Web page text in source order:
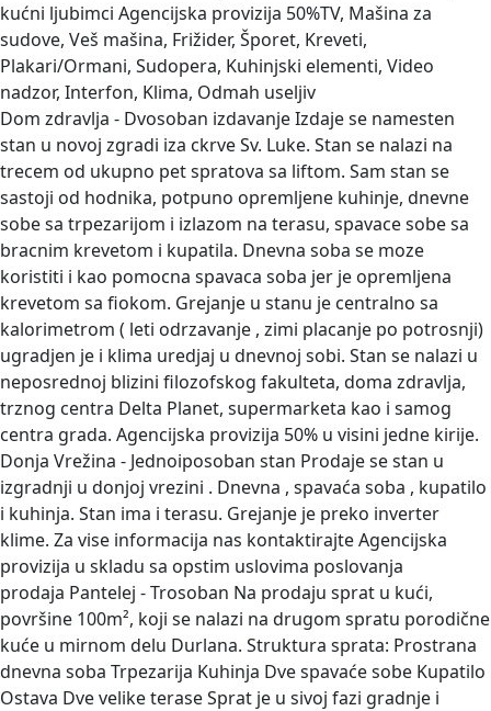
kućni ljubimci Agencijska provizija 50%TV, Mašina za
sudove, Veš mašina, Frižider, Šporet, Kreveti,
Plakari/Ormani, Sudopera, Kuhinjski elementi, Video
nadzor, Interfon, Klima, Odmah useljiv
Dom zdravlja - Dvosoban izdavanjeIzdaje se namesten
stan u novoj zgradi iza ckrve Sv. Luke. Stan se nalazi na
trecem od ukupno pet spratova sa liftom. Sam stan se
sastoji od hodnika, potpuno opremljene kuhinje, dnevne
sobe sa trpezarijom i izlazom na terasu, spavace sobe sa
bracnim krevetom i kupatila. Dnevna soba se moze
koristiti i kao pomocna spavaca soba jer je opremljena
krevetom sa fiokom. Grejanje u stanu je centralno sa
kalorimetrom ( leti odrzavanje , zimi placanje po potrosnji)
ugradjen je i klima uredjaj u dnevnoj sobi. Stan se nalazi u
neposrednoj blizini filozofskog fakulteta, doma zdravlja,
trznog centra Delta Planet, supermarketa kao i samog
centra grada. Agencijska provizija 50% u visini jedne kirije.
Donja Vrežina - Jednoiposoban stan Prodaje se stan u
izgradnji u donjoj vrezini . Dnevna , spavaća soba , kupatilo
i kuhinja. Stan ima i terasu. Grejanje je preko inverter
klime. Za vise informacija nas kontaktirajte Agencijska
provizija u skladu sa opstim uslovima poslovanja
prodaja Pantelej - Trosoban Na prodaju sprat u kući,
površine 100m², koji se nalazi na drugom spratu porodične
kuće u mirnom delu Durlana. Struktura sprata: Prostrana
dnevna soba Trpezarija Kuhinja Dve spavaće sobe Kupatilo
Ostava Dve velike terase Sprat je u sivoj fazi gradnje i